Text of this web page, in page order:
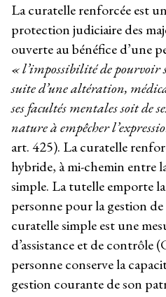
La curatelle renforcée est
protection judiciaire des
ouverte au bénéfice d’une
« l’impossibilité de pourvoir
suite d’une altération,
ses facultés mentales soit de
nature à empêcher
art. 425). La curatelle
hybride, à mi-chemin entre
simple. La tutelle emporte
personne pour la gestion de
curatelle simple est une
d’assistance et de contrôle
personne conserve la
gestion courante de son